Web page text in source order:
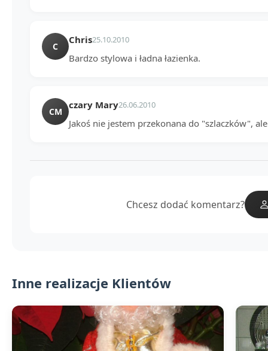
C
Chris25.10.2010
Bardzo stylowa i ładna łazienka.
CM
czary Mary26.06.2010
Jakoś nie jestem przekonana do "szlaczków",
Chcesz dodać komentarz?
Inne realizacje Klientów